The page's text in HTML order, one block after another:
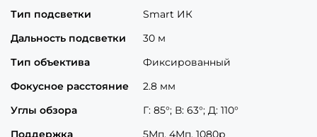
Тип подсветки
Smart ИК
Дальность подсветки
30 м
Тип объектива
Фиксированный
Фокусное расстояние
2.8 мм
Углы обзора
Г: 85°; В: 63°; Д: 110°
Поддержка
5Мп, 4Мп, 1080р